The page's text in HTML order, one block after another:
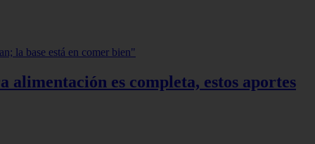
es completa, estos aportes